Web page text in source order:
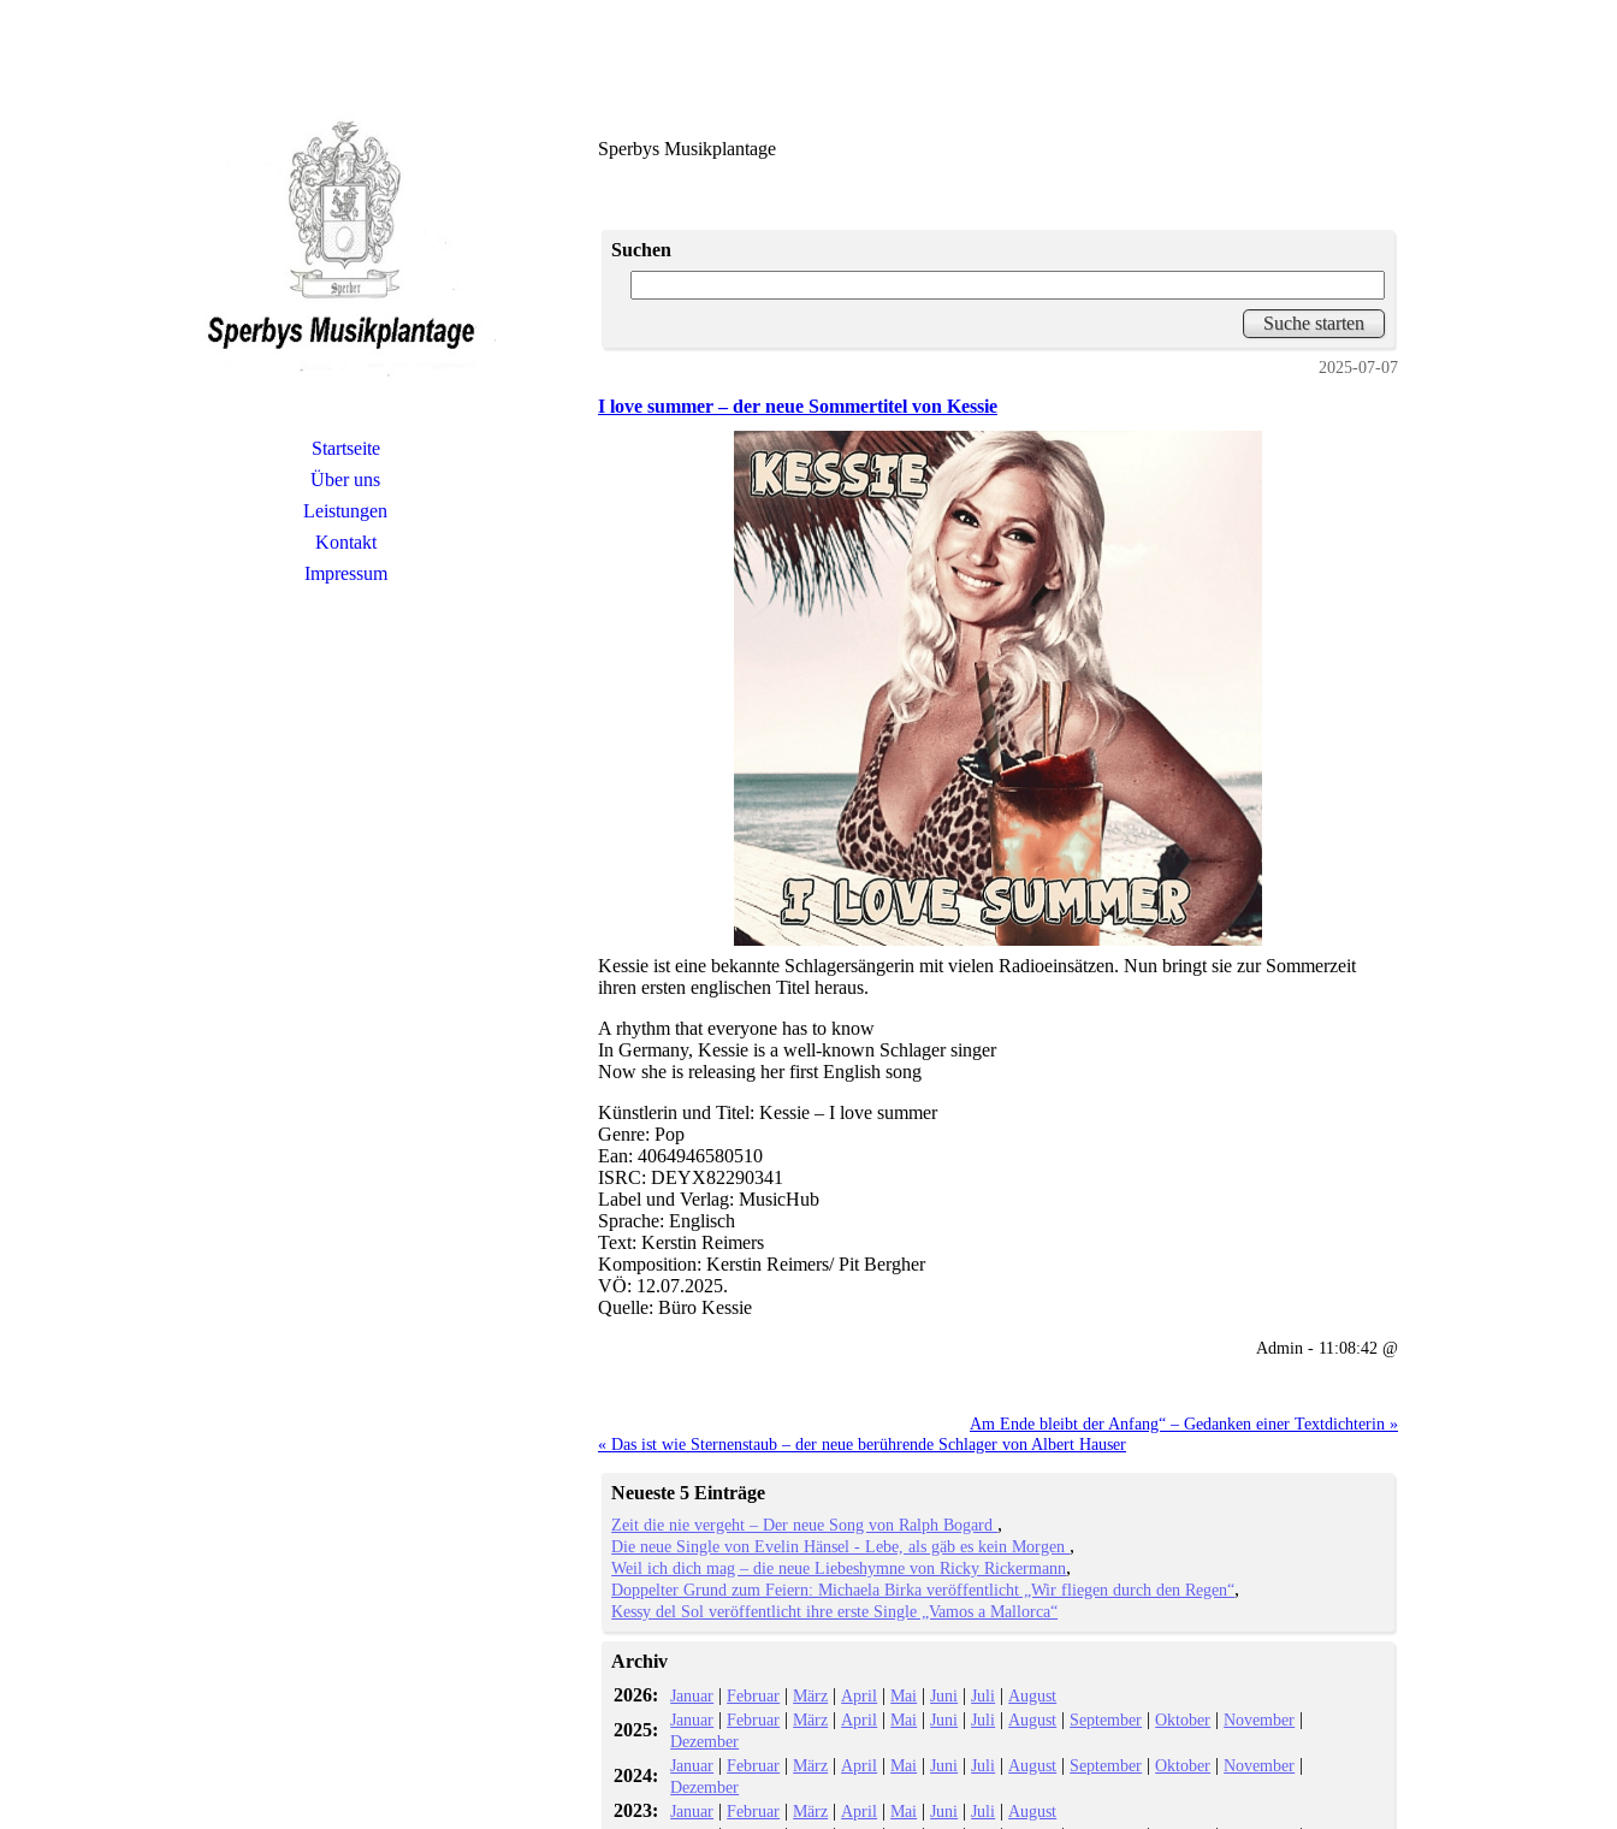
Startseite
Über uns
Leistungen
Kontakt
Impressum
Sperbys Musikplantage
Suchen
2025-07-07
I love summer – der neue Sommertitel von Kessie
Kessie ist eine bekannte Schlagersängerin mit vielen Radioeinsätzen. Nun bringt sie zur Sommerzeit
ihren ersten englischen Titel heraus.
A rhythm that everyone has to know
In Germany, Kessie is a well-known Schlager singer
Now she is releasing her first English song
Künstlerin und Titel: Kessie – I love summer
Genre: Pop
Ean: 4064946580510
ISRC: DEYX82290341
Label und Verlag: MusicHub
Sprache: Englisch
Text: Kerstin Reimers
Komposition: Kerstin Reimers/ Pit Bergher
VÖ: 12.07.2025.
Quelle: Büro Kessie
Admin - 11:08:42 @
Am Ende bleibt der Anfang“ – Gedanken einer Textdichterin »
« Das ist wie Sternenstaub – der neue berührende Schlager von Albert Hauser
Neueste 5 Einträge
Zeit die nie vergeht – Der neue Song von Ralph Bogard
Die neue Single von Evelin Hänsel - Lebe, als gäb es kein Morgen
Weil ich dich mag – die neue Liebeshymne von Ricky Rickermann
Doppelter Grund zum Feiern: Michaela Birka veröffentlicht „Wir fliegen durch den Regen“
Kessy del Sol veröffentlicht ihre erste Single „Vamos a Mallorca“
Archiv
2026:
Januar |Februar |März | April |Mai |Juni |Juli | August
2025: Januar |Februar |März | April |Mai |Juni |Juli | August | September |Oktober |November |
Dezember
2024: Januar |Februar |März | April |Mai |Juni |Juli | August | September |Oktober |November |
Dezember
2023: Januar |Februar |März | April |Mai |Juni |Juli | August